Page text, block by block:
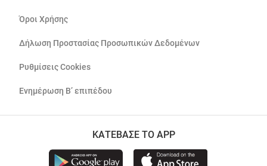
Όροι Χρήσης
Δήλωση Προστασίας Προσωπικών Δεδομένων
Ρυθμίσεις Cookies
Ενημέρωση Β’ επιπέδου
ΚΑΤΕΒΑΣΕ ΤΟ APP